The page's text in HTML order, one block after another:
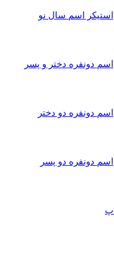
استیکر اسم سال نو
اسم دونفره دختر و پسر
اسم دونفره دو دختر
اسم دونفره دو پسر
شهره